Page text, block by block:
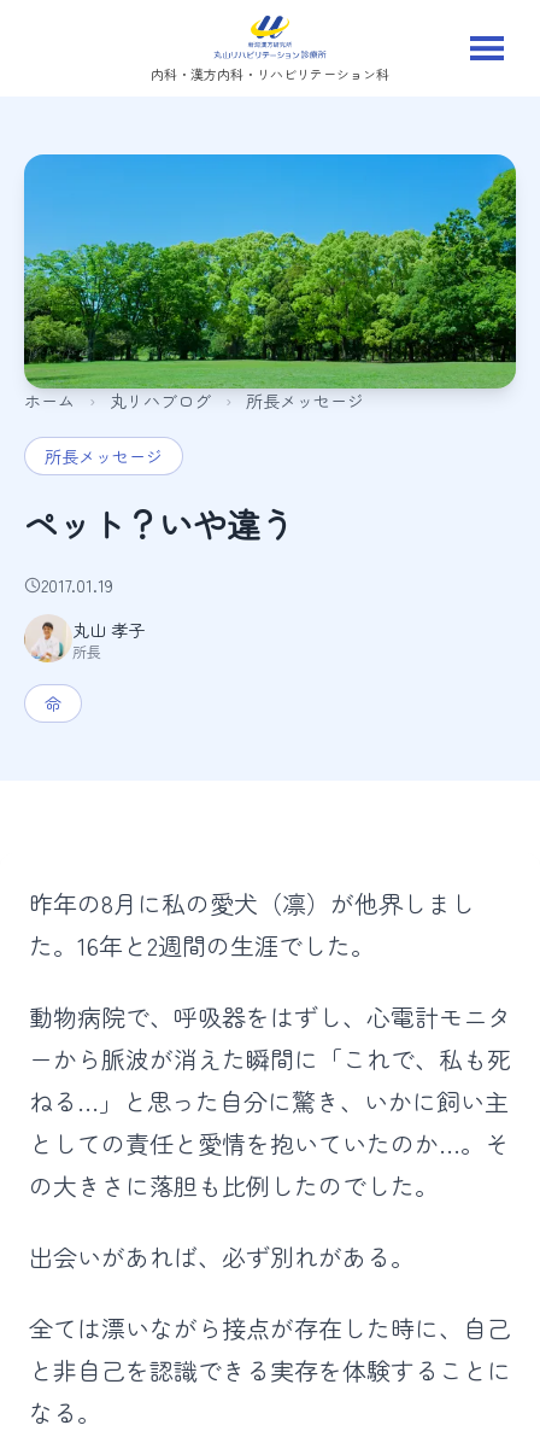
内科・漢方内科・リハビリテーション科
ホーム › 丸リハブログ › 所長メッセージ
所長メッセージ
ペット？いや違う
2017.01.19
丸山 孝子
所長
命
昨年の8月に私の愛犬（凛）が他界しまし
た。16年と2週間の生涯でした。
動物病院で、呼吸器をはずし、心電計モニタ
ーから脈波が消えた瞬間に「これで、私も死
ねる…」と思った自分に驚き、いかに飼い主
としての責任と愛情を抱いていたのか…。そ
の大きさに落胆も比例したのでした。
出会いがあれば、必ず別れがある。
全ては漂いながら接点が存在した時に、自己
と非自己を認識できる実存を体験することに
なる。